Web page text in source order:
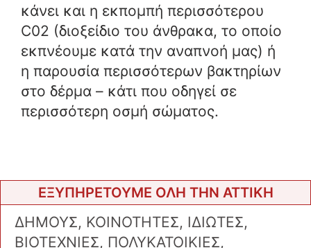
κάνει και η εκπομπή περισσότερου
C02 (διοξείδιο του άνθρακα, το οποίο
εκπνέουμε κατά την αναπνοή μας) ή
η παρουσία περισσότερων βακτηρίων
στο δέρμα – κάτι που οδηγεί σε
περισσότερη οσμή σώματος.
ΕΞΥΠΗΡΕΤΟΥΜΕ ΟΛΗ ΤΗΝ ΑΤΤΙΚΗ
ΔΗΜΟΥΣ, ΚΟΙΝΟΤΗΤΕΣ, ΙΔΙΩΤΕΣ,
ΒΙΟΤΕΧΝΙΕΣ, ΠΟΛΥΚΑΤΟΙΚΙΕΣ,